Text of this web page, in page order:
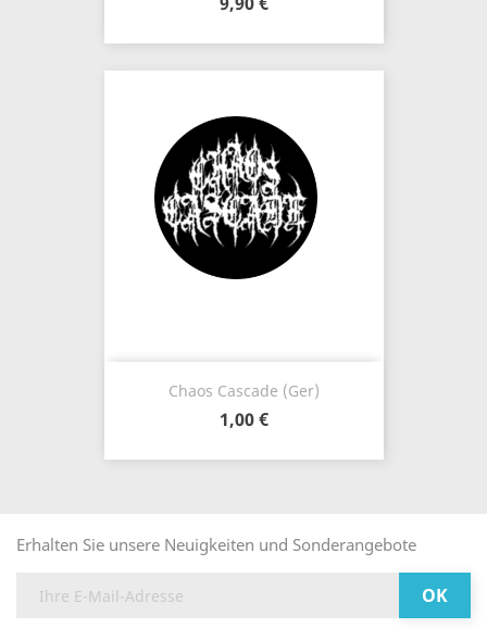
Chaos Cascade (Ger)
1,00 €
Erhalten Sie unsere Neuigkeiten und Sonderangebote